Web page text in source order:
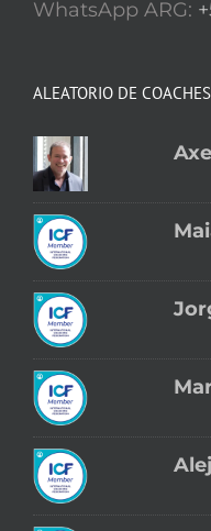
WhatsApp ARG:
ALEATORIO DE